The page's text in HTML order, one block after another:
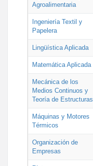
Agroalimentaria
Ingeniería Textil y
Papelera
Lingüística Aplicada
Matemática Aplicada
Mecánica de los
Medios Continuos y
Teoría de Estructuras
Máquinas y Motores
Térmicos
Organización de
Empresas